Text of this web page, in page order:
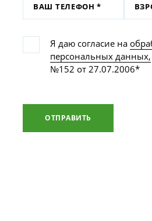
Я даю согласие на
персональных данных,
№152 от 27.07.2006*
ОТПРАВИТЬ